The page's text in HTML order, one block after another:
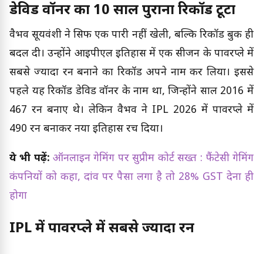
डेविड वॉर्नर का 10 साल पुराना रिकॉर्ड टूटा
वैभव सूर्यवंशी ने सिर्फ एक पारी नहीं खेली, बल्कि रिकॉर्ड बुक ही
बदल दी। उन्होंने आईपीएल इतिहास में एक सीजन के पावरप्ले में
सबसे ज्यादा रन बनाने का रिकॉर्ड अपने नाम कर लिया। इससे
पहले यह रिकॉर्ड डेविड वॉर्नर के नाम था, जिन्होंने साल 2016 में
467 रन बनाए थे। लेकिन वैभव ने IPL 2026 में पावरप्ले में
490 रन बनाकर नया इतिहास रच दिया।
ये भी पढ़ें: ऑनलाइन गेमिंग पर सुप्रीम कोर्ट सख्त : फैंटेसी गेमिंग
कंपनियों को कहा, दांव पर पैसा लगा है तो 28% GST देना ही
होगा
IPL में पावरप्ले में सबसे ज्यादा रन